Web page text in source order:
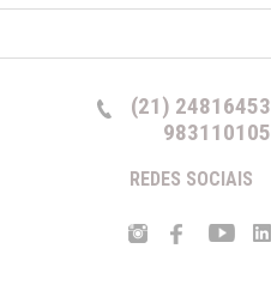
(21) 24816453
983110105
REDES SOCIAIS